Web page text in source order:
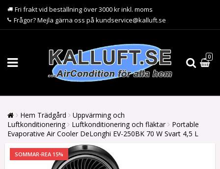
Fri frakt vid beställning över 3000 kr inkl. moms
Frågor? Mejla gärna oss på kundservice@kalluft.se
0
Hem Trädgård
Uppvärming och
Luftkonditionering
Luftkonditionering och fläktar
Portable
Evaporative Air Cooler DeLonghi EV-250BK 70 W Svart 4,5 L
SOMMAR-REA 15%